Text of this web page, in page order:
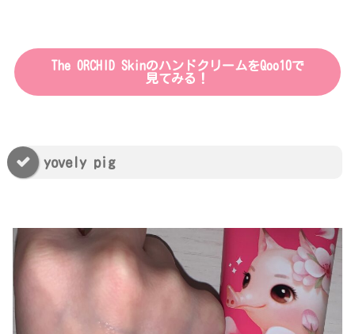
The ORCHID SkinのハンドクリームをQoo10で
見てみる！
yovely pig